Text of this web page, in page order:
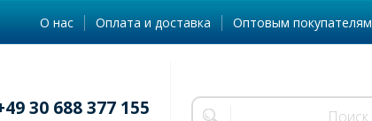
О нас Оплата и доставка Оптовым покупателям
30 688 377 155